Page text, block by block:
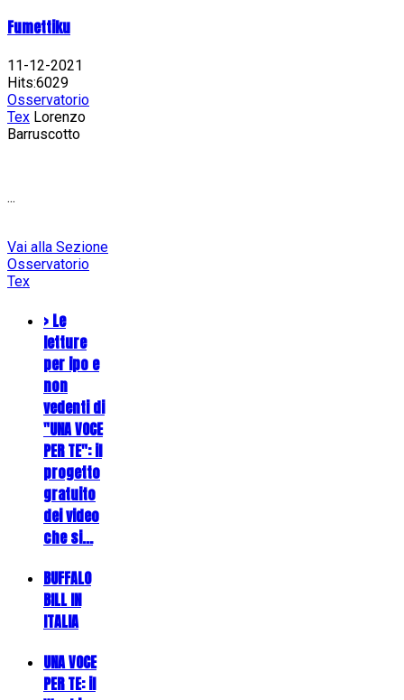
Fumettiku
11-12-2021
Hits:6029
Osservatorio
Tex Lorenzo
Barruscotto
...
Vai alla Sezione
Osservatorio
Tex
> Le
letture
per ipo e
non
vedenti di
"UNA VOCE
PER TE": il
progetto
gratuito
dei video
che si…
BUFFALO
BILL IN
ITALIA
UNA VOCE
PER TE: il